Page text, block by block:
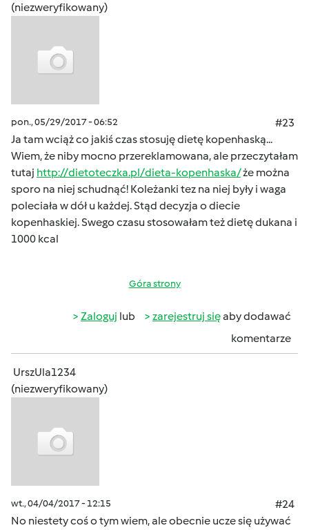
(niezweryfikowany)
pon., 05/29/2017 - 06:52
#23
Ja tam wciąż co jakiś czas stosuję dietę kopenhaską...
Wiem, że niby mocno przereklamowana, ale przeczytałam
tutaj http://dietoteczka.pl/dieta-kopenhaska/że można
sporo na niej schudnąć! Koleżanki tez na niej były i waga
poleciała w dół u każdej. Stąd decyzja o diecie
kopenhaskiej. Swego czasu stosowałam też dietę dukana i
1000 kcal
Góra strony
Zaloguj lub zarejestruj sięaby dodawać
komentarze
UrszUla1234
(niezweryfikowany)
wt., 04/04/2017 - 12:15
#24
No niestety coś o tym wiem, ale obecnie ucze się używać